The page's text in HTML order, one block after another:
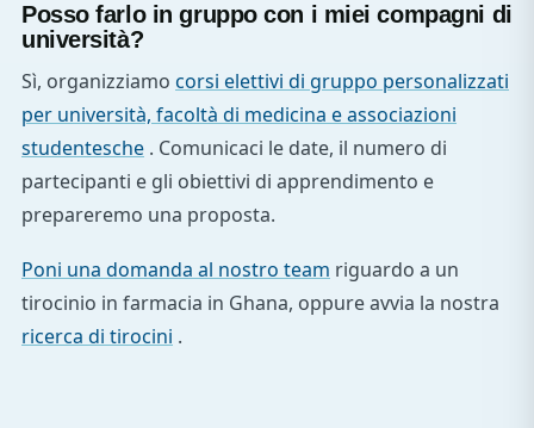
Posso farlo in gruppo con i miei compagni di
università?
Sì, organizziamo corsi elettivi di gruppo personalizzati
per università, facoltà di medicina e associazioni
studentesche . Comunicaci le date, il numero di
partecipanti e gli obiettivi di apprendimento e
prepareremo una proposta.
Poni una domanda al nostro team riguardo a un
tirocinio in farmacia in Ghana, oppure avvia la nostra
ricerca di tirocini .